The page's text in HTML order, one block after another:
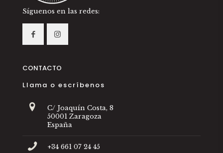
Síguenos en las redes:
CONTACTO
Llama o escríbenos
C/ Joaquín Costa, 8
50001 Zaragoza
España
+34 661 07 24 45